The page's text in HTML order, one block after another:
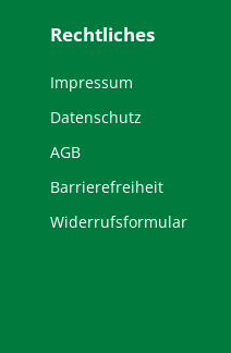
Rechtliches
Impressum
Datenschutz
AGB
Barrierefreiheit
Widerrufsformular